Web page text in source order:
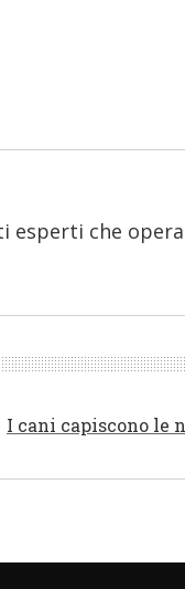
esperti che
I cani capiscono le